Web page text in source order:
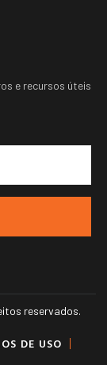
e recursos úteis
reservados.
DE USO